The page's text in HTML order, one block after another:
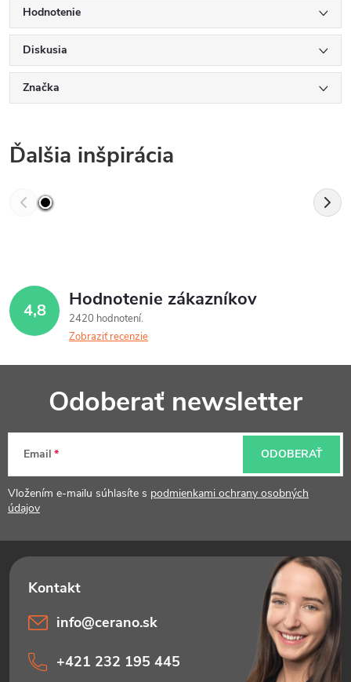
Hodnotenie
Diskusia
Značka
Ďalšia inšpirácia
4,8 Hodnotenie zákazníkov
2420 hodnotení
Zobraziť recenzie
p
ä
i
e
Odoberať newsletter
Email
Vložením e-mailu súhlasíte s podmienkami ochrany osobných
údajov
ODOBERAŤ
info@cerano.sk
+421 232 195 445